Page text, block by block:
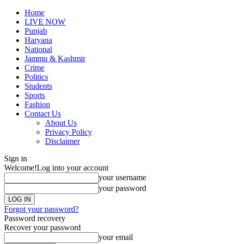
Home
LIVE NOW
Punjab
Haryana
National
Jammu & Kashmir
Crime
Politics
Students
Sports
Fashion
Contact Us
About Us
Privacy Policy
Disclaimer
Sign in
Welcome!Log into your account
your username
your password
Forgot your password?
Password recovery
Recover your password
your email